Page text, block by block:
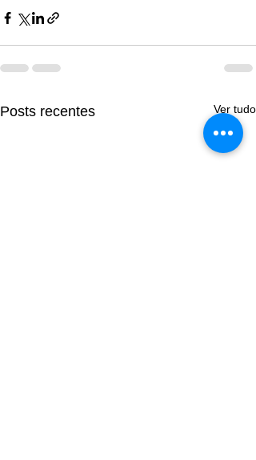
Posts recentes Ver tudo